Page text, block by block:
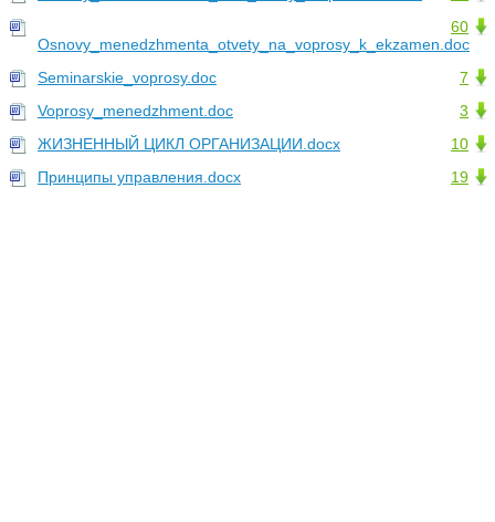
60
Osnovy_menedzhmenta_otvety_na_voprosy_k_ekzamen.doc
7
Seminarskie_voprosy.doc
3
Voprosy_menedzhment.doc
10
ЖИЗНЕННЫЙ ЦИКЛ ОРГАНИЗАЦИИ.docx
19
Принципы управления.docx